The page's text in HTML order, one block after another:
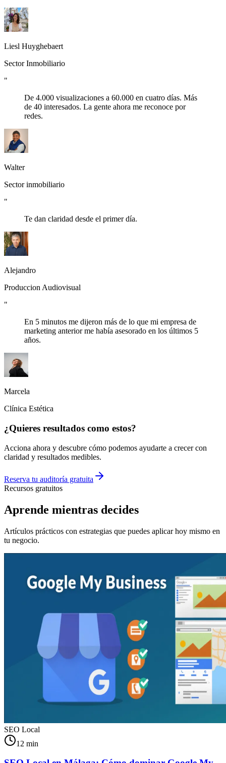
Liesl Huyghebaert
Sector Inmobiliario
"
De 4.000 visualizaciones a 60.000 en cuatro días. Más
de 40 interesados. La gente ahora me reconoce por
redes.
Walter
Sector inmobiliario
"
Te dan claridad desde el primer día.
Alejandro
Produccion Audiovisual
"
En 5 minutos me dijeron más de lo que mi empresa de
marketing anterior me había asesorado en los últimos 5
años.
Marcela
Clínica Estética
¿Quieres resultados como estos?
Acciona ahora y descubre cómo podemos ayudarte a crecer con
claridad y resultados medibles.
Reserva tu auditoría gratuita
Recursos gratuitos
Aprende mientras decides
Artículos prácticos con estrategias que puedes aplicar hoy mismo en
tu negocio.
SEO Local
12 min